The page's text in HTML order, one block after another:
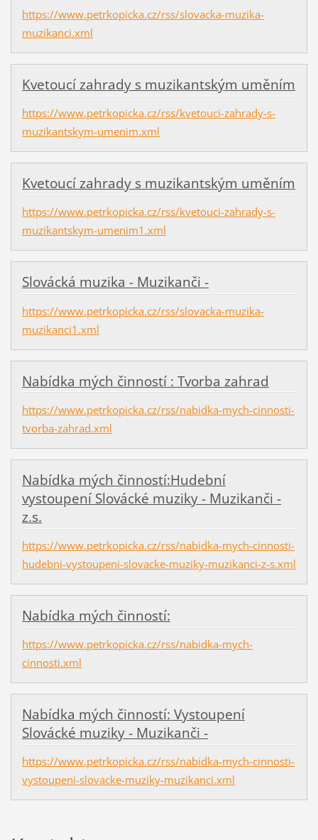
https://www.petrkopicka.cz/rss/slovacka-muzika-
muzikanci.xml
Kvetoucí zahrady s muzikantským uměním
https://www.petrkopicka.cz/rss/kvetouci-zahrady-s-
muzikantskym-umenim.xml
Kvetoucí zahrady s muzikantským uměním
https://www.petrkopicka.cz/rss/kvetouci-zahrady-s-
muzikantskym-umenim1.xml
Slovácká muzika - Muzikanči -
https://www.petrkopicka.cz/rss/slovacka-muzika-
muzikanci1.xml
Nabídka mých činností : Tvorba zahrad
https://www.petrkopicka.cz/rss/nabidka-mych-cinnosti-
tvorba-zahrad.xml
Nabídka mých činností:Hudební
vystoupení Slovácké muziky - Muzikanči -
z.s.
https://www.petrkopicka.cz/rss/nabidka-mych-cinnosti-
hudebni-vystoupeni-slovacke-muziky-muzikanci-z-s.xml
Nabídka mých činností:
https://www.petrkopicka.cz/rss/nabidka-mych-
cinnosti.xml
Nabídka mých činností: Vystoupení
Slovácké muziky - Muzikanči -
https://www.petrkopicka.cz/rss/nabidka-mych-cinnosti-
vystoupeni-slovacke-muziky-muzikanci.xml